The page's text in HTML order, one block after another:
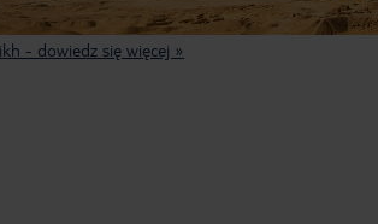
- dowiedz się więcej »